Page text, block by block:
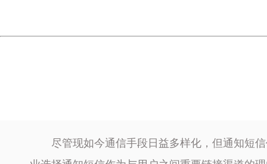
尽管现如今通信手段日益多样化，但通知短